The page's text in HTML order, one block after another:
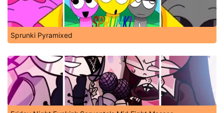
Sprunki Pyramixed